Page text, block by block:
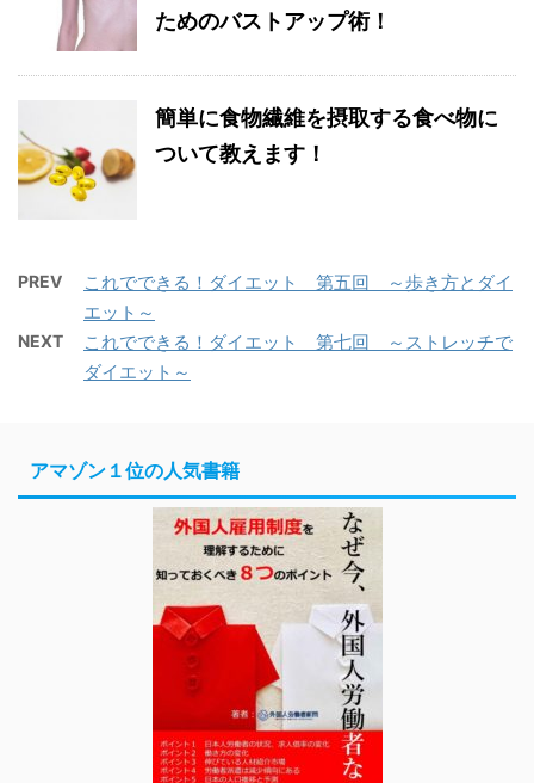
ためのバストアップ術！
簡単に食物繊維を摂取する食べ物に
ついて教えます！
PREV
これでできる！ダイエット 第五回 ～歩き方とダイ
エット～
NEXT
これでできる！ダイエット 第七回 ～ストレッチで
ダイエット～
アマゾン１位の人気書籍